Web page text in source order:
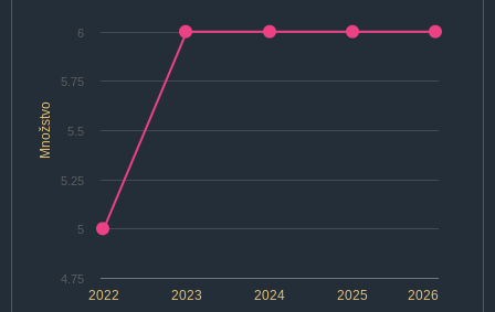
Množstvo
2022 2024 2026
2023 2025
4.75
5
5.25
5.5
5.75
6